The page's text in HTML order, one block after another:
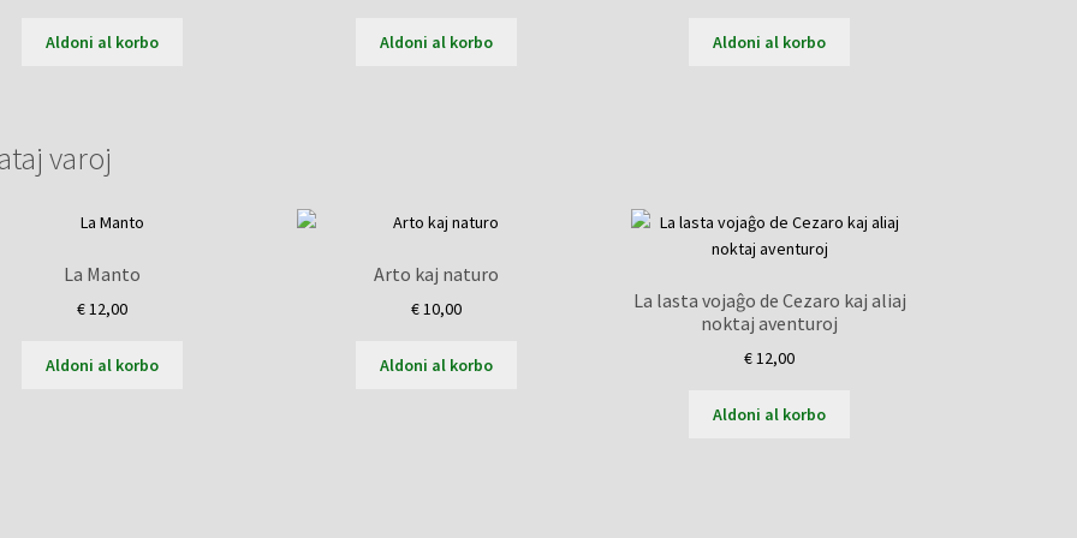
Aldoni al korbo Aldoni al korbo Aldoni al korbo
varoj
La Manto
€12,00
Aldoni al korbo
Arto kaj naturo
€10,00
Aldoni al korbo
La lasta vojaĝo de Cezaro kaj aliaj
noktaj aventuroj
€12,00
Aldoni al korbo